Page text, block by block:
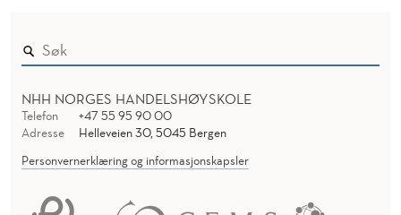
NHH NORGES HANDELSHØYSKOLE
Telefon
+47 55 95 90 00
Adresse
Helleveien 30, 5045 Bergen
Personvernerklæring og informasjonskapsler